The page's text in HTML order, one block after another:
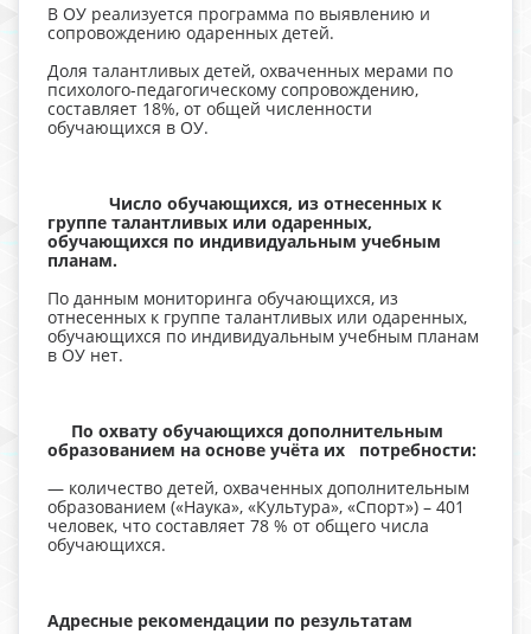
В ОУ реализуется программа по выявлению и
сопровождению одаренных детей.
Доля талантливых детей, охваченных мерами по
психолого-педагогическому сопровождению,
составляет 18%, от общей численности
обучающихся в ОУ.
Число обучающихся, из отнесенных к
группе талантливых или одаренных,
обучающихся по индивидуальным учебным
планам.
По данным мониторинга обучающихся, из
отнесенных к группе талантливых или одаренных,
обучающихся по индивидуальным учебным планам
в ОУ нет.
По охвату обучающихся дополнительным
образованием на основе учёта их потребности:
— количество детей, охваченных дополнительным
образованием («Наука», «Культура», «Спорт») – 401
человек, что составляет 78 % от общего числа
обучающихся.
Адресные рекомендации по результатам